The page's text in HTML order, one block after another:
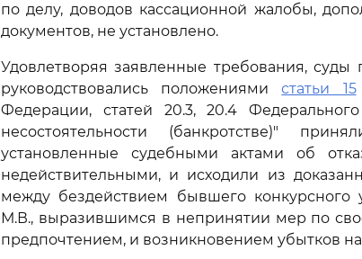
по делу, доводов кассационной жалобы,
документов, не установлено.
Удовлетворяя заявленные требования,
руководствовались положениямистатьи 15
Федерации, статей 20.3, 20.4
несостоятельности (банкротстве)"
установленные судебными актами об
недействительными, и исходили из
между бездействием бывшего
М.В., выразившимся в непринятии мер по
предпочтением, и возникновением убытков